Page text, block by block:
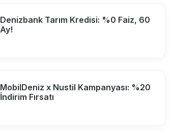
Denizbank Tarım Kredisi: %0 Faiz, 60
Ay!
MobilDeniz x Nustil Kampanyası: %20
İndirim Fırsatı